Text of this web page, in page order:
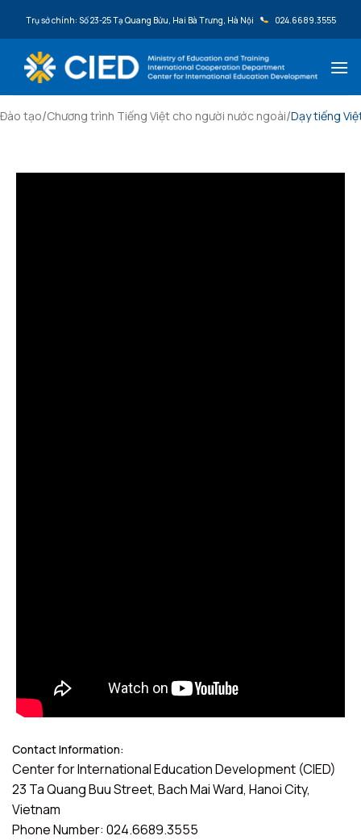
Trụ sở chính: Số 23-25 Tạ Quang Bửu, Hai Bà Trưng, Hà Nội 024.6689.3555
Đào tạo/Chương trình Tiếng Việt cho người nước ngoài/Dạy tiếng
Contact Information:
Center for International Education Development (CIED)
23 Ta Quang Buu Street, Bach Mai Ward, Hanoi City,
Vietnam
Phone Number: 024.6689.3555